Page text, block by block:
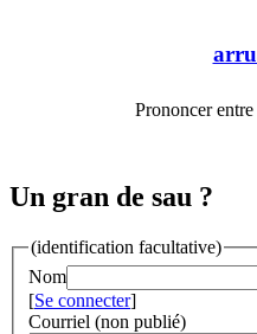
Prononcer
Un gran de sau ?
(identification facultative)
Nom
[Se connecter]
Courriel (non publié)